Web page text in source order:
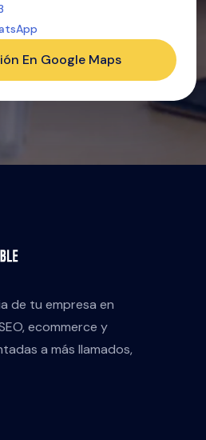
En Google Maps
de tu empresa en
ecommerce y
a más llamados,